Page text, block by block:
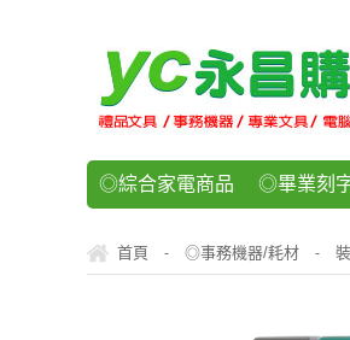
◎綜合家電商品 ◎畢業刻
◎運動/休閒/樂器 ◎客製化
首頁 - ◎事務機器/耗材 -